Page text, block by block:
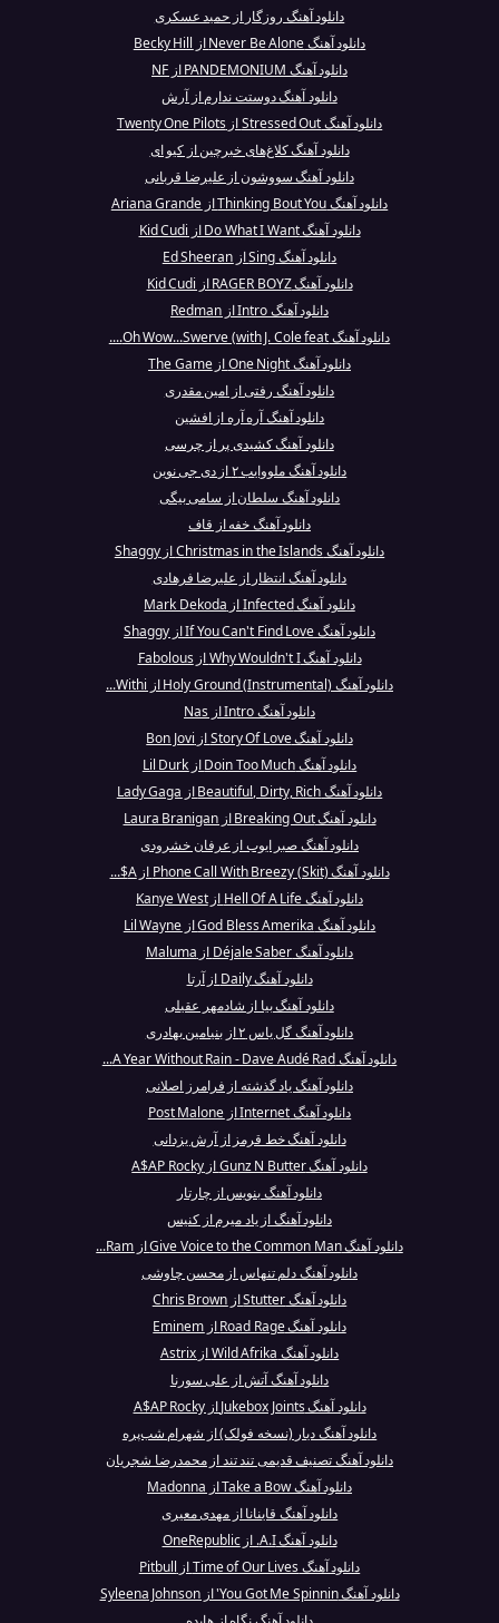
دانلود آهنگ روزگار از حمید عسکری
دانلود آهنگ Never Be Alone از Becky Hill
دانلود آهنگ PANDEMONIUM از NF
دانلود آهنگ دوستت ندارم از آرش
دانلود آهنگ Stressed Out از Twenty One Pilots
دانلود آهنگ کلاغ‌های خبرچین از کیو ای
دانلود آهنگ سووشون از علیرضا قربانی
دانلود آهنگ Thinking Bout You از Ariana Grande
دانلود آهنگ Do What I Want از Kid Cudi
دانلود آهنگ Sing از Ed Sheeran
دانلود آهنگ RAGER BOYZ از Kid Cudi
دانلود آهنگ Intro از Redman
دانلود آهنگ Oh Wow...Swerve (with J. Cole feat....
دانلود آهنگ One Night از The Game
دانلود آهنگ رفتى از امين مقدرى
دانلود آهنگ آره آره از افشین
دانلود آهنگ کشیدی پر از چرسی
دانلود آهنگ ملووایب ۲ از دی جی نوین
دانلود آهنگ سلطان از سامی بیگی
دانلود آهنگ خفه از قاف
دانلود آهنگ Christmas in the Islands از Shaggy
دانلود آهنگ انتظار از علیرضا فرهادی
دانلود آهنگ Infected از Mark Dekoda
دانلود آهنگ If You Can't Find Love از Shaggy
دانلود آهنگ Why Wouldn't I از Fabolous
دانلود آهنگ Holy Ground (Instrumental) از Withi...
دانلود آهنگ Intro از Nas
دانلود آهنگ Story Of Love از Bon Jovi
دانلود آهنگ Doin Too Much از Lil Durk
دانلود آهنگ Beautiful, Dirty, Rich از Lady Gaga
دانلود آهنگ Breaking Out از Laura Branigan
دانلود آهنگ صبر ایوب از عرفان خشرودی
دانلود آهنگ Phone Call With Breezy (Skit) از A$...
دانلود آهنگ Hell Of A Life از Kanye West
دانلود آهنگ God Bless Amerika از Lil Wayne
دانلود آهنگ Déjale Saber از Maluma
دانلود آهنگ Daily از آرتا
دانلود آهنگ بیا از شادمهر عقیلی
دانلود آهنگ گل یاس ۲ از بنیامین بهادری
دانلود آهنگ A Year Without Rain - Dave Audé Rad...
دانلود آهنگ یاد گذشته از فرامرز اصلانی
دانلود آهنگ Internet از Post Malone
دانلود آهنگ خط قرمز از آرش یزدانی
دانلود آهنگ Gunz N Butter از A$AP Rocky
دانلود آهنگ بنویس از چارتار
دانلود آهنگ از یاد میرم از کنیس
دانلود آهنگ Give Voice to the Common Man از Ram...
دانلود آهنگ دلم تنهاس از محسن چاوشی
دانلود آهنگ Stutter از Chris Brown
دانلود آهنگ Road Rage از Eminem
دانلود آهنگ Wild Afrika از Astrix
دانلود آهنگ آتش از علی سورنا
دانلود آهنگ Jukebox Joints از A$AP Rocky
دانلود آهنگ دیار (نسخه فولک) از شهرام شب‌پره
دانلود آهنگ تصنیف قدیمی تند تند از محمدرضا شجریان
دانلود آهنگ Take a Bow از Madonna
دانلود آهنگ قاینانا از مهدی معیری
دانلود آهنگ A.I. از OneRepublic
دانلود آهنگ Time of Our Lives از Pitbull
دانلود آهنگ You Got Me Spinnin' از Syleena Johnson